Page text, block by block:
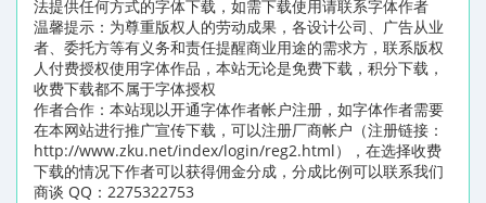
法提供任何方式的字体下载，如需下载使用请联系字体作者
温馨提示：为尊重版权人的劳动成果，各设计公司、广告从业
者、委托方等有义务和责任提醒商业用途的需求方，联系版权
人付费授权使用字体作品，本站无论是免费下载，积分下载，
收费下载都不属于字体授权
作者合作：本站现以开通字体作者帐户注册，如字体作者需要
在本网站进行推广宣传下载，可以注册厂商帐户（注册链接：
http://www.zku.net/index/login/reg2.html），在选择收费
下载的情况下作者可以获得佣金分成，分成比例可以联系我们
商谈 QQ：2275322753